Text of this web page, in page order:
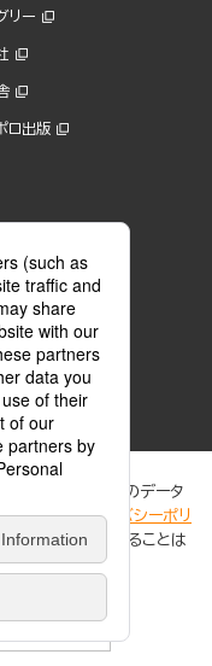
リー
ロ出版
作権者からコンテンツ使用許諾を
番号 第6091713号)です。
覧はこちら。
ためにCookie等のデータ
細は、「プライバシーポリ
個人情報を追跡することは